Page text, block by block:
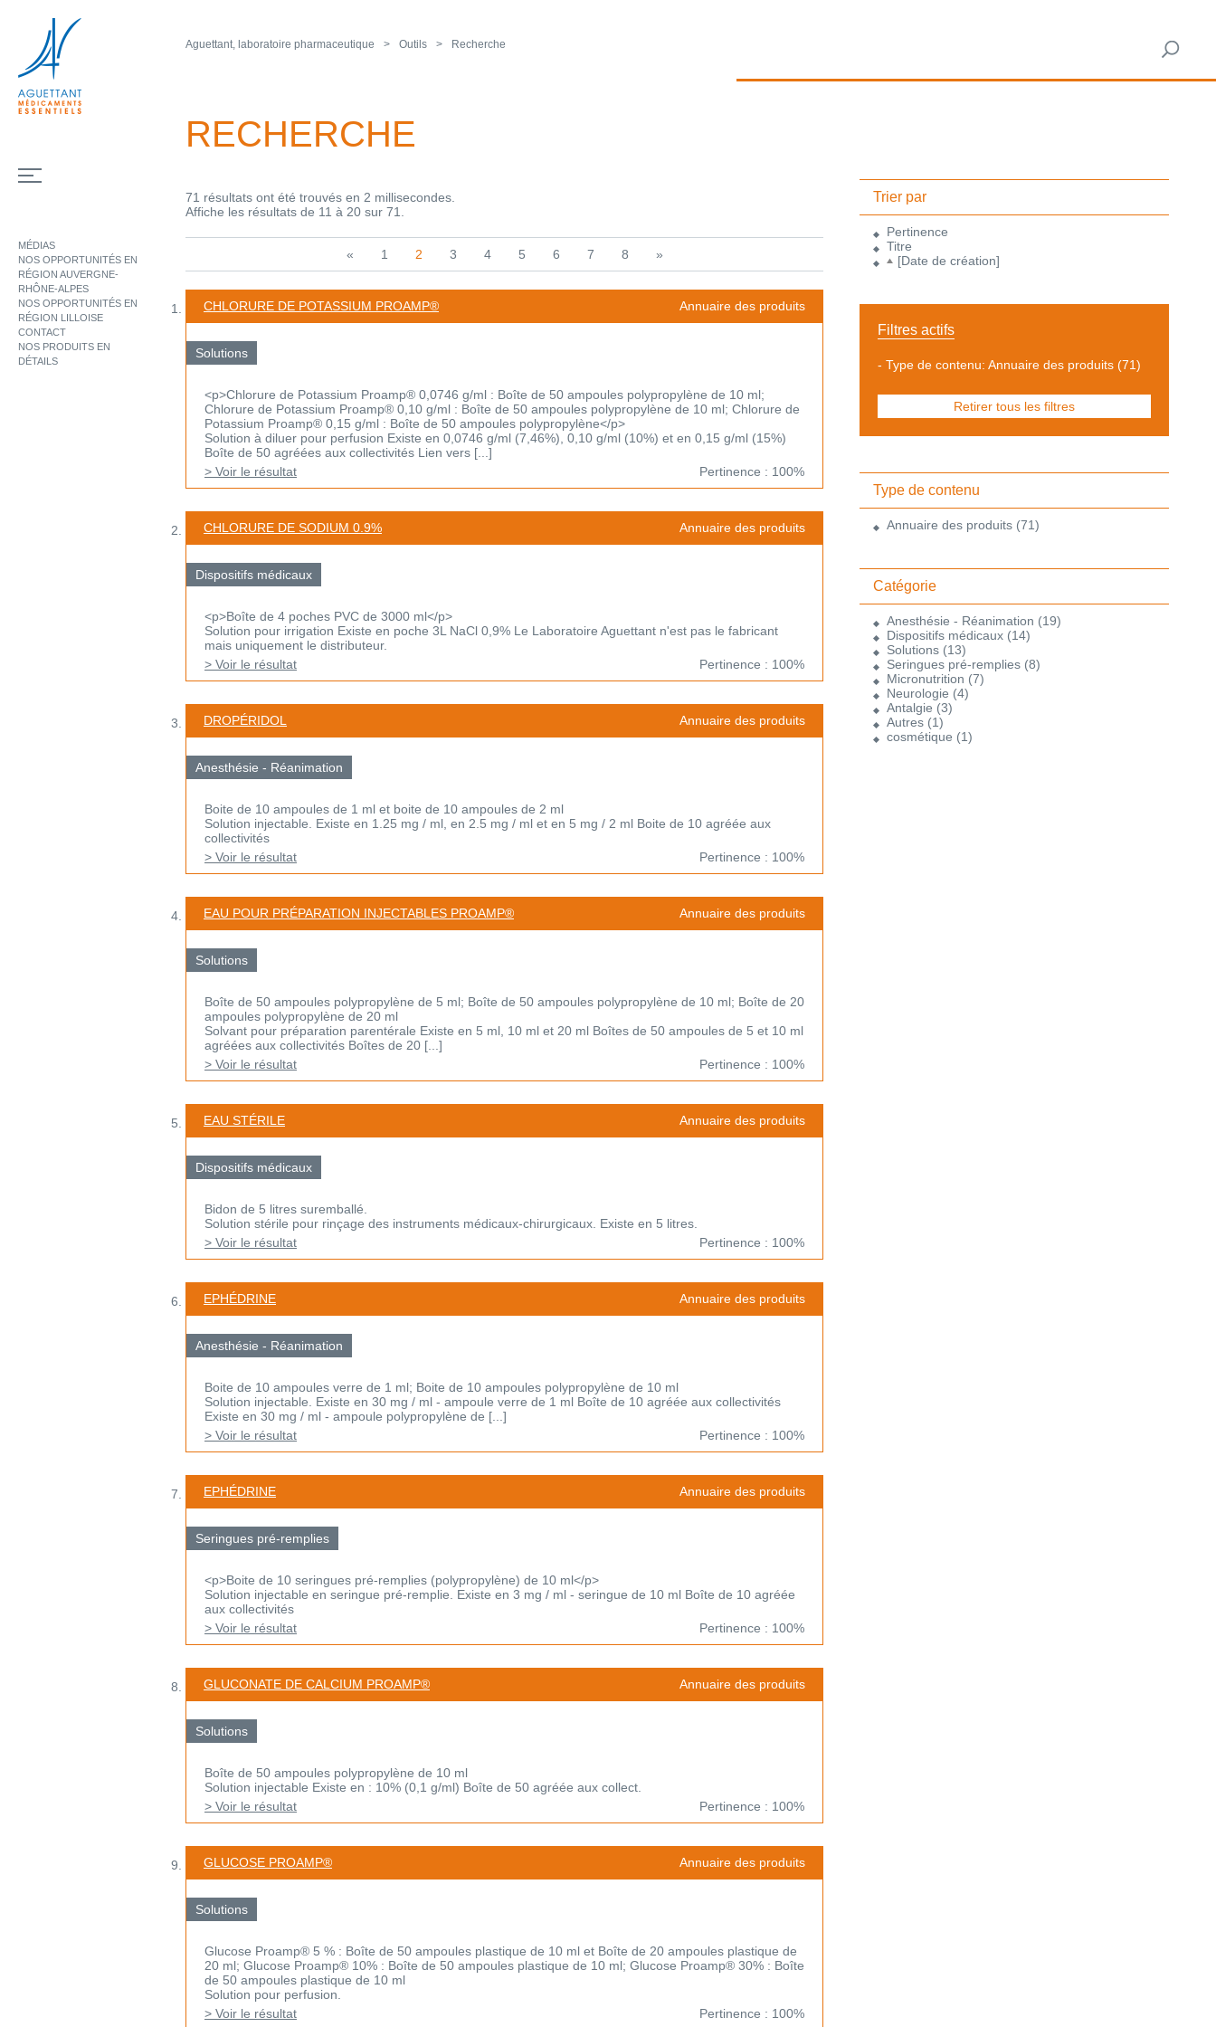
MÉDIAS
NOS OPPORTUNITÉS EN
RÉGION AUVERGNE-
RHÔNE-ALPES
NOS OPPORTUNITÉS EN
RÉGION LILLOISE
CONTACT
NOS PRODUITS EN
DÉTAILS
Aguettant, laboratoire pharmaceutique Outils Recherche
RECHERCHE
71 résultats ont été trouvés en 2 millisecondes.
Affiche les résultats de 11 à 20 sur 71.
« 1 2 3 4 5 6 7 8 »
CHLORURE DE POTASSIUM PROAMP® Annuaire des produits
Solutions
<p>Chlorure de Potassium Proamp® 0,0746 g/ml : Boîte de 50 ampoules polypropylène de 10 ml;
Chlorure de Potassium Proamp® 0,10 g/ml : Boîte de 50 ampoules polypropylène de 10 ml; Chlorure de
Potassium Proamp® 0,15 g/ml : Boîte de 50 ampoules polypropylène</p>
Solution à diluer pour perfusion Existe en 0,0746 g/ml (7,46%), 0,10 g/ml (10%) et en 0,15 g/ml (15%)
Boîte de 50 agréées aux collectivités Lien vers [...]
> Voir le résultat
Pertinence : 100%
CHLORURE DE SODIUM 0.9% Annuaire des produits
Dispositifs médicaux
<p>Boîte de 4 poches PVC de 3000 ml</p>
Solution pour irrigation Existe en poche 3L NaCl 0,9% Le Laboratoire Aguettant n'est pas le fabricant
mais uniquement le distributeur.
> Voir le résultat
Pertinence : 100%
DROPÉRIDOL Annuaire des produits
Anesthésie - Réanimation
Boite de 10 ampoules de 1 ml et boite de 10 ampoules de 2 ml
Solution injectable. Existe en 1.25 mg / ml, en 2.5 mg / ml et en 5 mg / 2 ml Boite de 10 agréée aux
collectivités
> Voir le résultat
Pertinence : 100%
EAU POUR PRÉPARATION INJECTABLES PROAMP® Annuaire des produits
Solutions
Boîte de 50 ampoules polypropylène de 5 ml; Boîte de 50 ampoules polypropylène de 10 ml; Boîte de 20
ampoules polypropylène de 20 ml
Solvant pour préparation parentérale Existe en 5 ml, 10 ml et 20 ml Boîtes de 50 ampoules de 5 et 10 ml
agréées aux collectivités Boîtes de 20 [...]
> Voir le résultat
Pertinence : 100%
EAU STÉRILE Annuaire des produits
Dispositifs médicaux
Bidon de 5 litres suremballé.
Solution stérile pour rinçage des instruments médicaux-chirurgicaux. Existe en 5 litres.
> Voir le résultat
Pertinence : 100%
EPHÉDRINE Annuaire des produits
Anesthésie - Réanimation
Boite de 10 ampoules verre de 1 ml; Boite de 10 ampoules polypropylène de 10 ml
Solution injectable. Existe en 30 mg / ml - ampoule verre de 1 ml Boîte de 10 agréée aux collectivités
Existe en 30 mg / ml - ampoule polypropylène de [...]
> Voir le résultat
Pertinence : 100%
EPHÉDRINE Annuaire des produits
Seringues pré-remplies
<p>Boite de 10 seringues pré-remplies (polypropylène) de 10 ml</p>
Solution injectable en seringue pré-remplie. Existe en 3 mg / ml - seringue de 10 ml Boîte de 10 agréée
aux collectivités
> Voir le résultat
Pertinence : 100%
GLUCONATE DE CALCIUM PROAMP® Annuaire des produits
Solutions
Boîte de 50 ampoules polypropylène de 10 ml
Solution injectable Existe en : 10% (0,1 g/ml) Boîte de 50 agréée aux collect.
> Voir le résultat
Pertinence : 100%
GLUCOSE PROAMP® Annuaire des produits
Solutions
Glucose Proamp® 5 % : Boîte de 50 ampoules plastique de 10 ml et Boîte de 20 ampoules plastique de
20 ml; Glucose Proamp® 10% : Boîte de 50 ampoules plastique de 10 ml; Glucose Proamp® 30% : Boîte
de 50 ampoules plastique de 10 ml
Solution pour perfusion.
> Voir le résultat
Pertinence : 100%
Trier par
Pertinence
Titre
[Date de création]
Filtres actifs
- Type de contenu: Annuaire des produits (71)
Retirer tous les filtres
Type de contenu
Annuaire des produits (71)
Catégorie
Anesthésie - Réanimation (19)
Dispositifs médicaux (14)
Solutions (13)
Seringues pré-remplies (8)
Micronutrition (7)
Neurologie (4)
Antalgie (3)
Autres (1)
cosmétique (1)